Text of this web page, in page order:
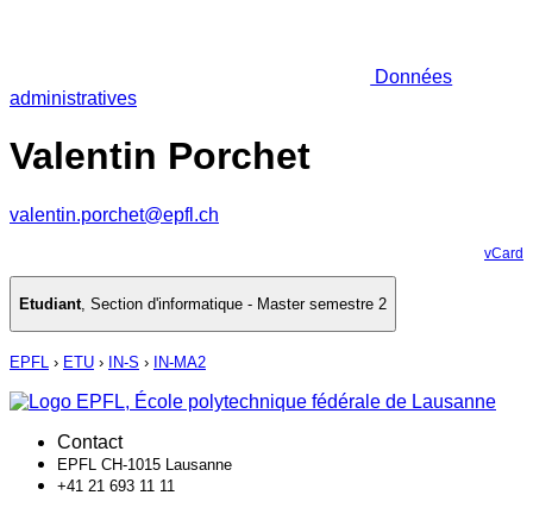
Données
administratives
Valentin Porchet
valentin.porchet@epfl.ch
vCard
Etudiant, Section d'informatique - Master semestre 2
EPFL › ETU › IN-S › IN-MA2
Contact
EPFL CH-1015 Lausanne
+41 21 693 11 11